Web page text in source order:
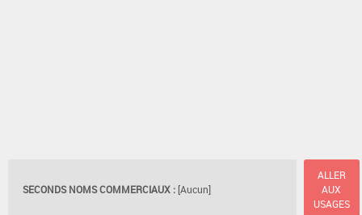
SECONDS NOMS COMMERCIAUX : [Aucun]
ALLER
AUX
USAGES